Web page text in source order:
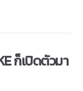
ก็เปิดตัวมา